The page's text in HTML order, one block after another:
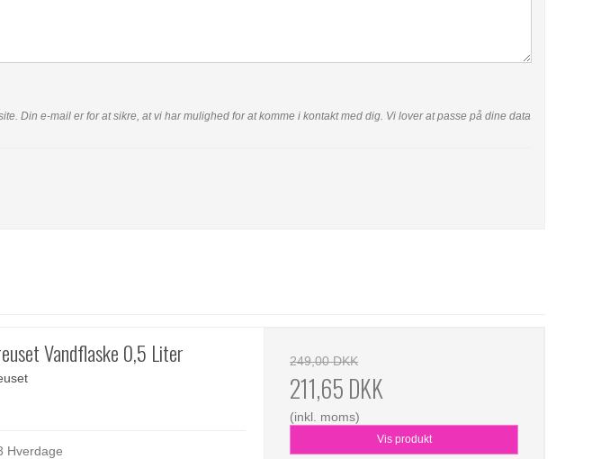
Din e-mail er for at sikre, at vi har mulighed for at komme i kontakt med dig. Vi lover at passe på dine data
Vandflaske 0,5 Liter
Hverdage
249,00 DKK
211,65 DKK
(inkl. moms)
Vis produkt